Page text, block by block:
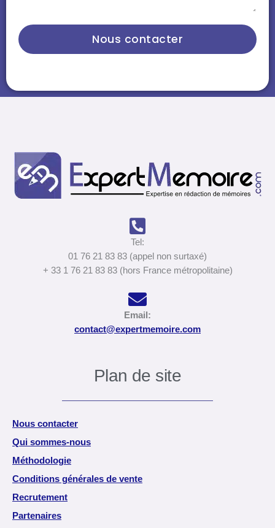
Nous contacter
Tel:
01 76 21 83 83 (appel non surtaxé)
+ 33 1 76 21 83 83 (hors France métropolitaine)
Email:
contact@expertmemoire.com
Plan de site
Nous contacter
Qui sommes-nous
Méthodologie
Conditions générales de vente
Recrutement
Partenaires